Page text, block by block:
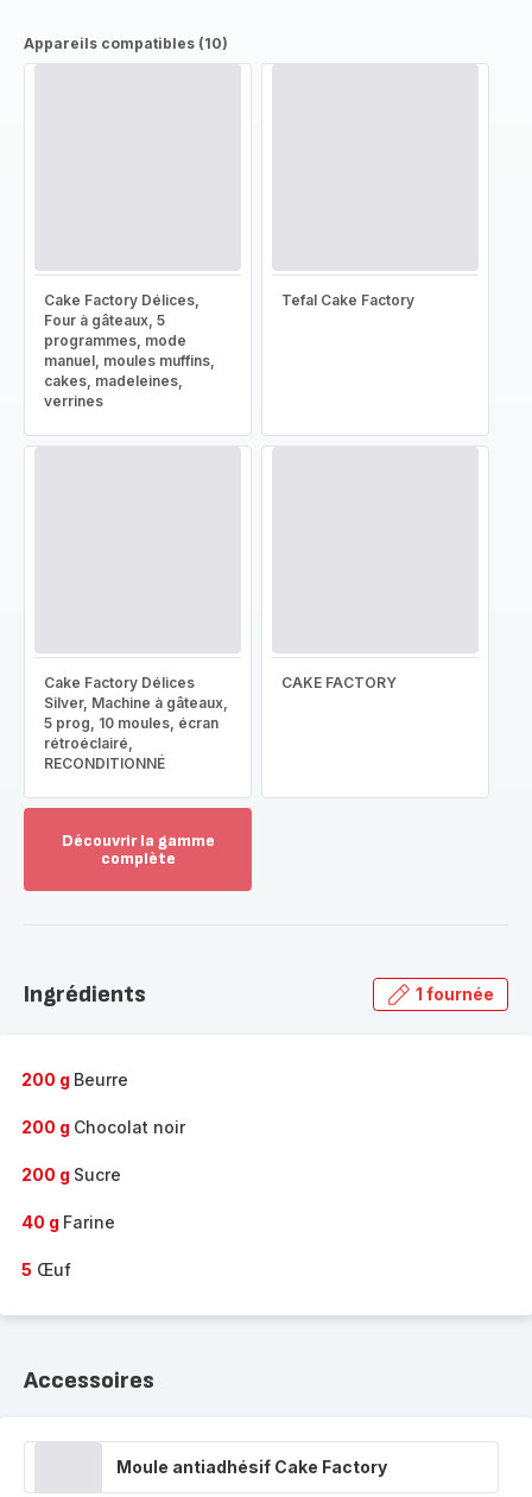
Appareils compatibles (10)
Cake Factory Délices,
Four à gâteaux, 5
programmes, mode
manuel, moules muffins,
cakes, madeleines,
verrines
Tefal Cake Factory
Cake Factory Délices
Silver, Machine à gâteaux,
5 prog, 10 moules, écran
rétroéclairé,
RECONDITIONNÉ
CAKE FACTORY
Découvrir la gamme
complète
gamme
Ingrédients 1 fournée
200 g Beurre
200 g Chocolat noir
200 g Sucre
40 g Farine
5 Œuf
Accessoires
Moule antiadhésif Cake Factory